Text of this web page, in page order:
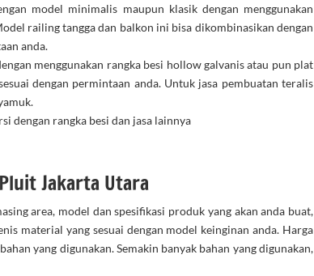
model minimalis maupun klasik dengan menggunakan
railing tangga dan balkon ini bisa dikombinasikan dengan
anda.
menggunakan rangka besi hollow galvanis atau pun plat
dengan permintaan anda. Untuk jasa pembuatan teralis
dengan rangka besi dan jasa lainnya
Jakarta Utara
area, model dan spesifikasi produk yang akan anda buat,
material yang sesuai dengan model keinginan anda. Harga
yang digunakan. Semakin banyak bahan yang digunakan,